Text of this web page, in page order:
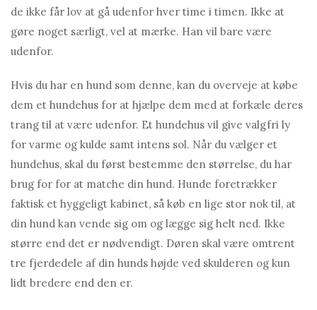
de ikke får lov at gå udenfor hver time i timen. Ikke at
gøre noget særligt, vel at mærke. Han vil bare være
udenfor.
Hvis du har en hund som denne, kan du overveje at købe
dem et hundehus for at hjælpe dem med at forkæle deres
trang til at være udenfor. Et hundehus vil give valgfri ly
for varme og kulde samt intens sol. Når du vælger et
hundehus, skal du først bestemme den størrelse, du har
brug for for at matche din hund. Hunde foretrækker
faktisk et hyggeligt kabinet, så køb en lige stor nok til, at
din hund kan vende sig om og lægge sig helt ned. Ikke
større end det er nødvendigt. Døren skal være omtrent
tre fjerdedele af din hunds højde ved skulderen og kun
lidt bredere end den er.